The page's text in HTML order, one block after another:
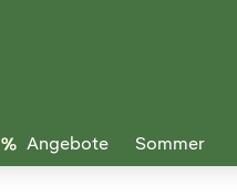
Angebote Sommer